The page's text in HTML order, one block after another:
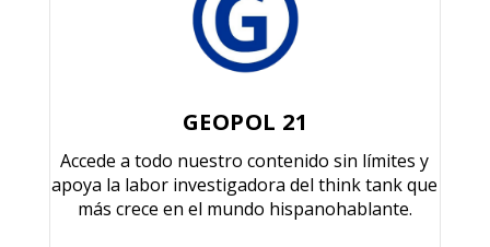
GEOPOL 21
Accede a todo nuestro contenido sin límites y
apoya la labor investigadora del think tank que
más crece en el mundo hispanohablante.